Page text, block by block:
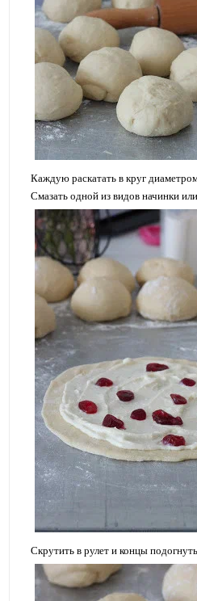
Каждую раскатать в круг
Смазать одной из видов начинки
Скрутить в рулет и концы